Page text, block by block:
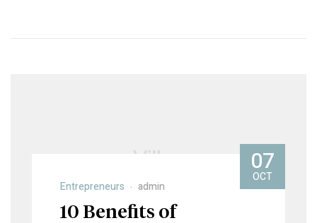
07
OCT
Entrepreneurs admin
10 Benefits of